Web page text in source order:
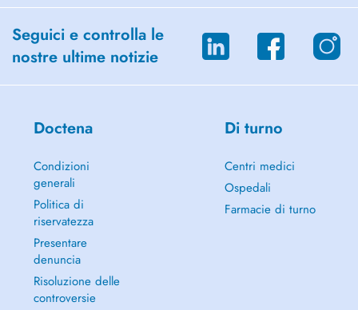
Seguici e controlla le
nostre ultime notizie
Doctena
Condizioni
generali
Politica di
riservatezza
Presentare
denuncia
Risoluzione delle
controversie
Di turno
Centri medici
Ospedali
Farmacie di turno